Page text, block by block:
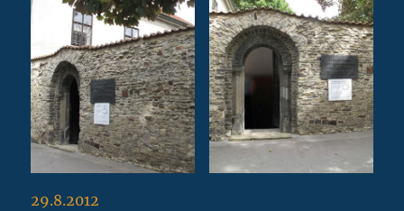
29.8.2012